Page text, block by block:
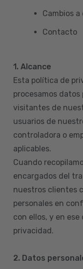
Cambios
Contacto
1. Alcance
Esta política de
procesamos
visitantes de
usuarios de
controladora o
aplicables.
Cuando
encargados del
nuestros clientes
personales en
con ellos, y en
privacidad.
2. Datos